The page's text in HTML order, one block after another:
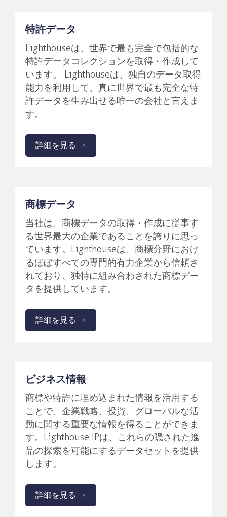
特許データ
Lighthouseは、世界で最も完全で包括的な
特許データコレクションを取得・作成して
います。 Lighthouseは、独自のデータ取得
能力を利用して、真に世界で最も完全な特
許データを生み出せる唯一の会社と言えま
す。
詳細を見る
商標データ
当社は、商標データの取得・作成に従事す
る世界最大の企業であることを誇りに思っ
ています。Lighthouseは、商標分野におけ
るほぼすべての専門的有力企業から信頼さ
れており、独特に組み合わされた商標デー
タを提供しています。
詳細を見る
ビジネス情報
商標や特許に埋め込まれた情報を活用する
ことで、企業戦略、投資、グローバルな活
動に関する重要な情報を得ることができま
す。Lighthouse IPは、これらの隠された逸
品の探索を可能にするデータセットを提供
します。
詳細を見る